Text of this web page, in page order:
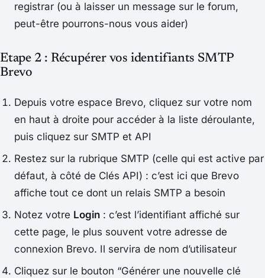
registrar (ou à laisser un message sur le forum,
peut-être pourrons-nous vous aider)
Etape 2 : Récupérer vos identifiants SMTP
Brevo
Depuis votre espace Brevo, cliquez sur votre nom
en haut à droite pour accéder à la liste déroulante,
puis cliquez sur SMTP et API
Restez sur la rubrique SMTP (celle qui est active par
défaut, à côté de Clés API) : c’est ici que Brevo
affiche tout ce dont un relais SMTP a besoin
Notez votre Login: c’est l’identifiant affiché sur
cette page, le plus souvent votre adresse de
connexion Brevo. Il servira de nom d’utilisateur
Cliquez sur le bouton “Générer une nouvelle clé